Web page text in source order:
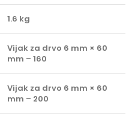
1.6 kg
Vijak za drvo 6 mm × 60
mm – 160
Vijak za drvo 6 mm × 60
mm – 200